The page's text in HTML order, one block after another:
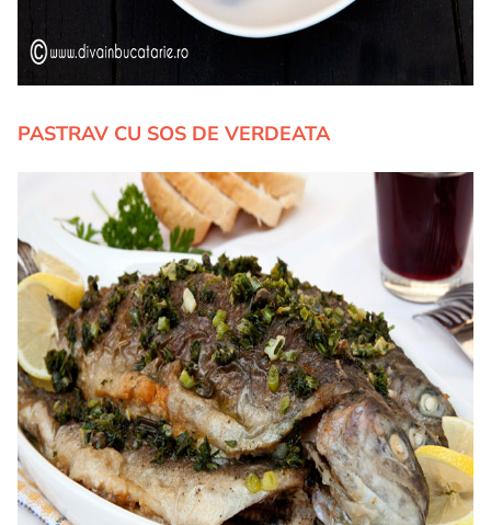
PASTRAV CU SOS DE VERDEATA